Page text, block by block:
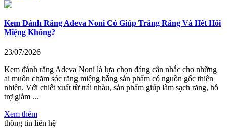
Kem Đánh Răng Adeva Noni Có Giúp Trắng Răng Và Hết Hôi
Miệng Không?
23/07/2026
Kem đánh răng Adeva Noni là lựa chọn đáng cân nhắc cho những
ai muốn chăm sóc răng miệng bằng sản phẩm có nguồn gốc thiên
nhiên. Với chiết xuất từ trái nhàu, sản phẩm giúp làm sạch răng, hỗ
trợ giảm ...
Xem thêm
thông tin liên hệ